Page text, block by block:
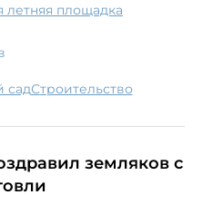
летняя площадка
сад строительство
земляков с